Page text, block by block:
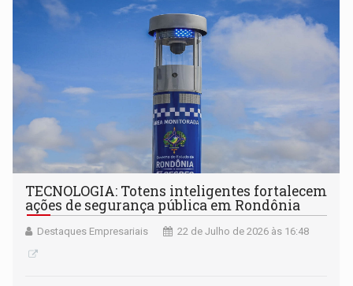
TECNOLOGIA: Totens inteligentes fortalecem
ações de segurança pública em Rondônia
Destaques Empresariais 22 de Julho de 2026 às 16:48